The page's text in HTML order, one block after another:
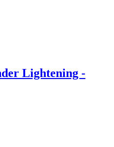
Lightening -